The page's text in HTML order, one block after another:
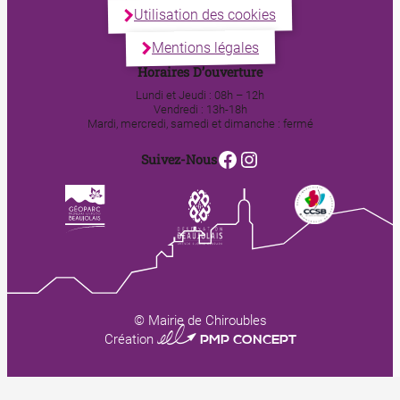
Utilisation des cookies
Mentions légales
Horaires D’ouverture
Lundi et Jeudi : 08h – 12h
Vendredi : 13h-18h
Mardi, mercredi, samedi et dimanche : fermé
Suivez-NousFacebook
Instagram
© Mairie de Chiroubles
Création 0123 PMP CONCEPT